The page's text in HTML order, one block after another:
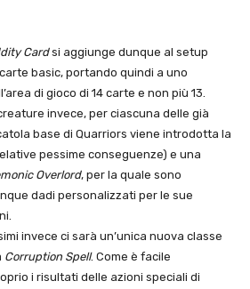
Cardsi aggiunge dunque al setup
basic, portando quindi a uno
di gioco di 14 carte e non più 13.
invece, per ciascuna delle già
base di Quarriors viene introdotta la
pessime conseguenze) e una
Overlord, per la quale sono
dadi personalizzati per le sue
invece ci sarà un’unica nuova classe
Corruption Spell. Come è facile
i risultati delle azioni speciali di